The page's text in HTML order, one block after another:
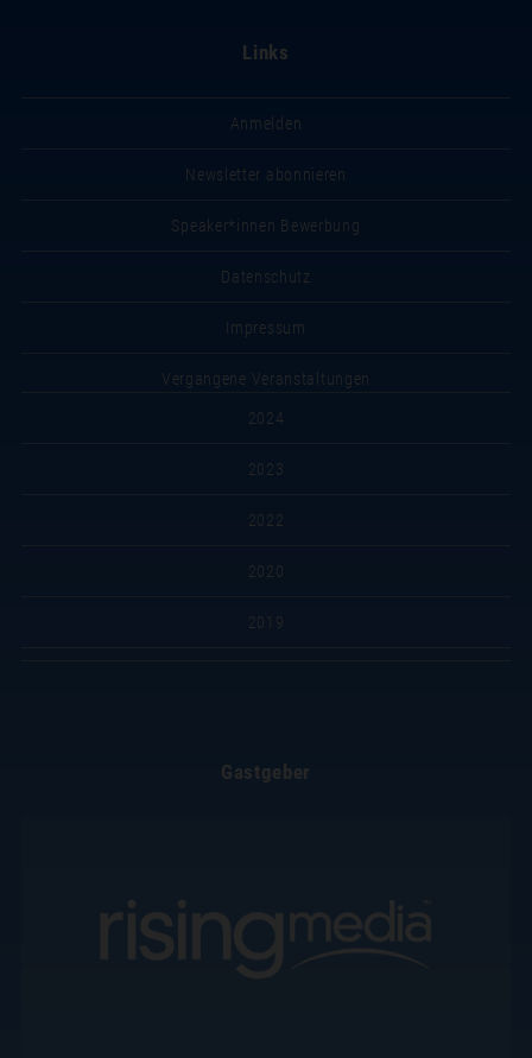
Links
Anmelden
Newsletter abonnieren
Speaker*innen Bewerbung
Datenschutz
Impressum
Vergangene Veranstaltungen
2024
2023
2022
2020
2019
Gastgeber